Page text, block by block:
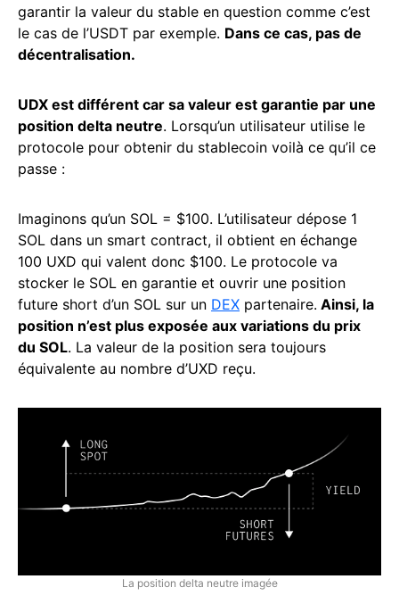
garantir la valeur du stable en question comme c’est
le cas de l’USDT par exemple. Dans ce cas, pas de
décentralisation.
UDX est différent car sa valeur est garantie par une
position delta neutre. Lorsqu’un utilisateur utilise le
protocole pour obtenir du stablecoin voilà ce qu’il ce
passe :
Imaginons qu’un SOL = $100. L’utilisateur dépose 1
SOL dans un smart contract, il obtient en échange
100 UXD qui valent donc $100. Le protocole va
stocker le SOL en garantie et ouvrir une position
future short d’un SOL sur un DEX partenaire. Ainsi, la
position n’est plus exposée aux variations du prix
du SOL. La valeur de la position sera toujours
équivalente au nombre d’UXD reçu.
La position delta neutre imagée